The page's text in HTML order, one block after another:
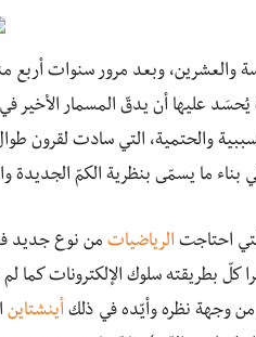
والعشرين، وبعد مرور سنوات أربع
يُحسَد عليها أن يدقّ المسمار الأخير
والحتمية، التي سادت لقرون
بناء ما يسمّى بنظرية الكمّ الجديدة
احتاجت الرياضيات من نوع جديد
كلّ بطريقته سلوك الإلكترونات
وجهة نظره وأيّده في ذلك أينشتاين